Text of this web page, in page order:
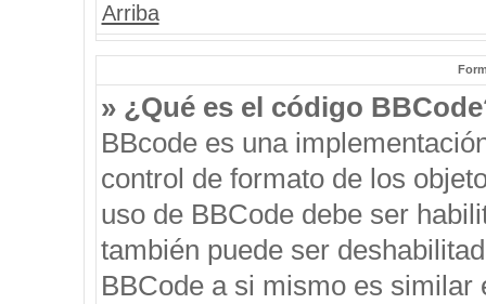
Arriba
» ¿Qué es el código
BBcode es una
control de formato de los
uso de BBCode debe ser
también puede ser
BBCode a si mismo es